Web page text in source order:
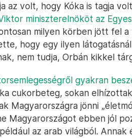
az volt, hogy Kóka is tagja
miniszterelnököt az
milyen körben jött fel
hogy egy ilyen
nem tudja, Orbán kikkel
gyakran
cukorbeteg, sokan
Magyarországra jönni
Magyarországot ebben jól
az arab világból.